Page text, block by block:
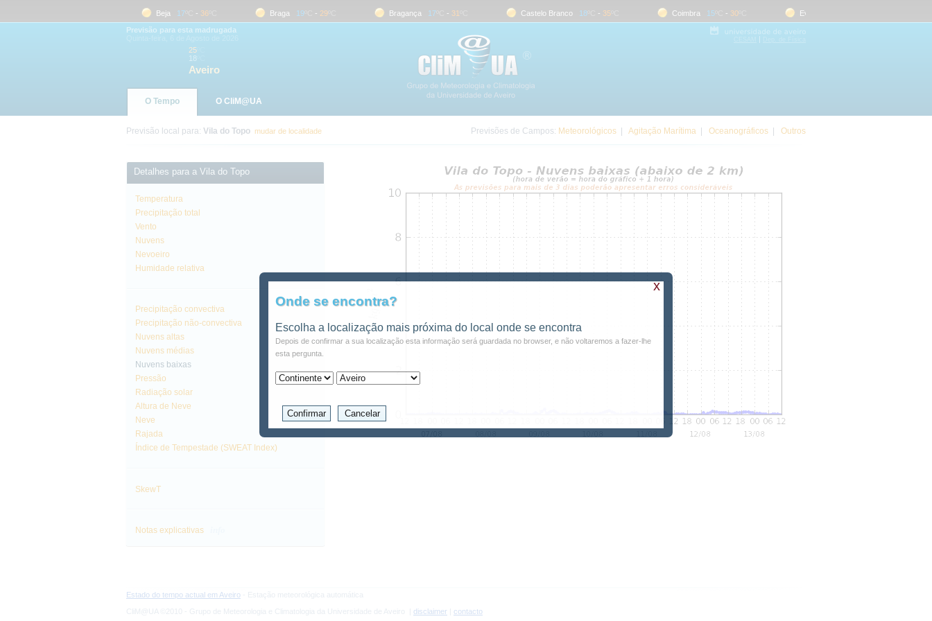
Beja 17ºC 36ºC Braga 19ºC 29ºC Bragança 17ºC 31ºC Castelo Branco 18ºC 35ºC Coimbra 15ºC 30ºC Evora
|
Previsão para esta madrugada
25
18
Aveiro
O Tempo O CliM@UA
Previsão local para: Vila do Topo mudar de localidade Previsões de Campos: Meteorológicos Agitação Marítima Oceanográficos Outros
Detalhes para a Vila do Topo
Temperatura
Precipitação total
Vento
Nuvens
Nevoeiro
Humidade relativa
Precipitação convectiva
Precipitação não-convectiva
Nuvens altas
Nuvens médias
Nuvens baixas
Pressão
Radiação solar
Altura de Neve
Neve
Rajada
Índice de Tempestade (SWEAT Index)
SkewT
Notas explicativas
Estado do tempo actual em Aveiro - Estação meteorológica automática
CliM@UA ©2010 - Grupo de Meteorologia e Climatologia da Universidade de Aveiro | disclaimer contacto
Onde se encontra?
Escolha a localização mais próxima do local onde se encontra
Depois de confirmar a sua localização esta informação será guardada no browser, e não voltaremos a fazer-lhe
esta pergunta.
x